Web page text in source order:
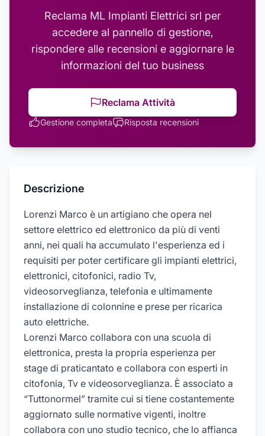
Reclama ML Impianti Elettrici srl per
accedere al pannello di gestione,
rispondere alle recensioni e aggiornare le
informazioni del tuo business
Reclama Attività
Gestione completa Risposta recensioni
Descrizione
Lorenzi Marco è un artigiano che opera nel
settore elettrico ed elettronico da più di venti
anni, nei quali ha accumulato l'esperienza ed i
requisiti per poter certificare gli impianti elettrici,
elettronici, citofonici, radio Tv,
videosorveglianza, telefonia e ultimamente
installazione di colonnine e prese per ricarica
auto elettriche.
Lorenzi Marco collabora con una scuola di
elettronica, presta la propria esperienza per
stage di praticantato e collabora con esperti in
citofonia, Tv e videosorveglianza. È associato a
“Tuttonormel” tramite cui si tiene costantemente
aggiornato sulle normative vigenti, inoltre
collabora con uno studio tecnico, che lo affianca